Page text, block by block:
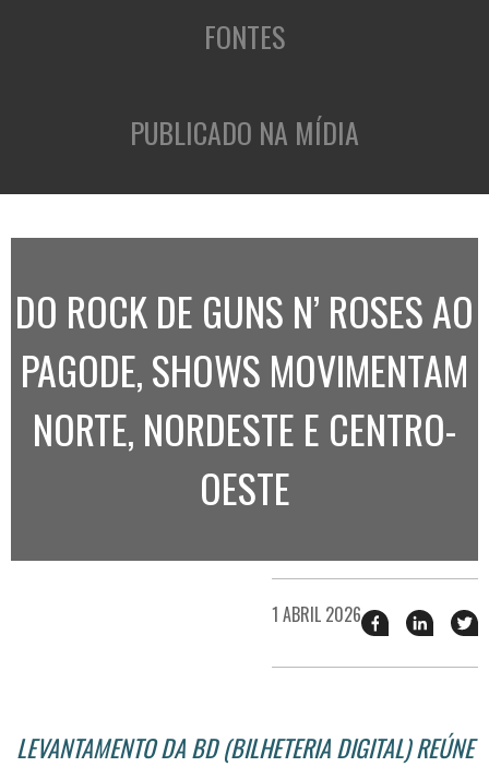
FONTES
PUBLICADO NA MÍDIA
DO ROCK DE GUNS N’ ROSES AO
PAGODE, SHOWS MOVIMENTAM
NORTE, NORDESTE E CENTRO-
OESTE
1 ABRIL 2026 Compartilhar
esse
no
esse
no
LEVANTAMENTO DA BD (BILHETERIA DIGITAL) REÚNE